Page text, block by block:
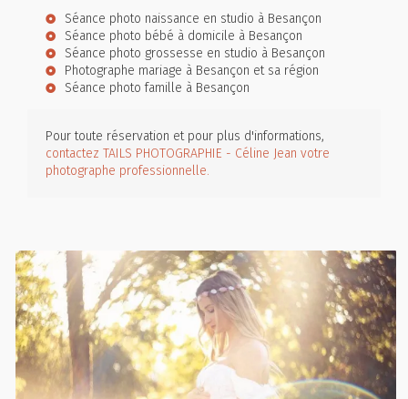
Séance photo naissance en studio à Besançon
Séance photo bébé à domicile à Besançon
Séance photo grossesse en studio à Besançon
Photographe mariage à Besançon et sa région
Séance photo famille à Besançon
Pour toute réservation et pour plus d'informations,
contactez TAILS PHOTOGRAPHIE - Céline Jean votre
photographe professionnelle.